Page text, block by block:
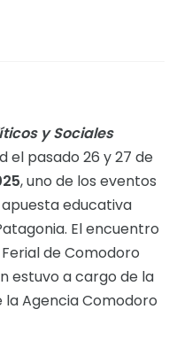
y Sociales
el pasado 26 y 27 de
, uno de los eventos
educativa
El encuentro
de Comodoro
estuvo a cargo de la
la Agencia Comodoro